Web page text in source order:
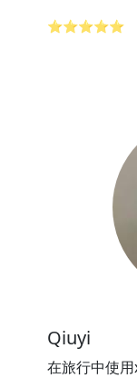
⭐⭐⭐⭐⭐
Qiuyi
在旅行中使